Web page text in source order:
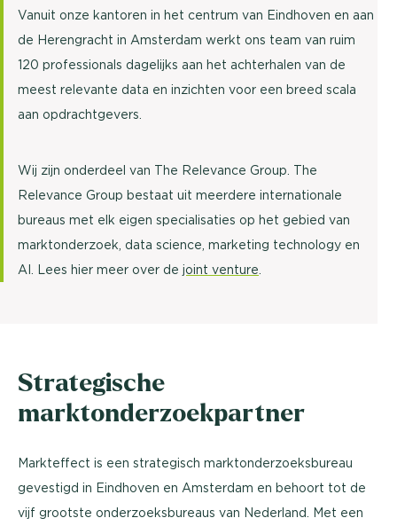
Vanuit onze kantoren in het centrum van Eindhoven en aan
de Herengracht in Amsterdam werkt ons team van ruim
120 professionals dagelijks aan het achterhalen van de
meest relevante data en inzichten voor een breed scala
aan opdrachtgevers.
Wij zijn onderdeel van The Relevance Group. The
Relevance Group bestaat uit meerdere internationale
bureaus met elk eigen specialisaties op het gebied van
marktonderzoek, data science, marketing technology en
AI. Lees hier meer over de joint venture
Strategische
marktonderzoekpartner
Markteffect is een strategisch marktonderzoeksbureau
gevestigd in Eindhoven en Amsterdam en behoort tot de
vijf grootste onderzoeksbureaus van Nederland. Met een